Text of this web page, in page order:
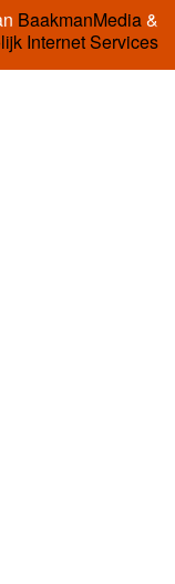
BaakmanMedia&
Internet Services